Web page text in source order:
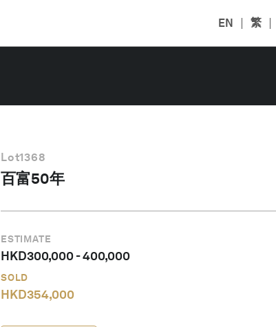
EN 繁
Lot1368
百富50年
ESTIMATE
HKD300,000-400,000
SOLD
HKD354,000